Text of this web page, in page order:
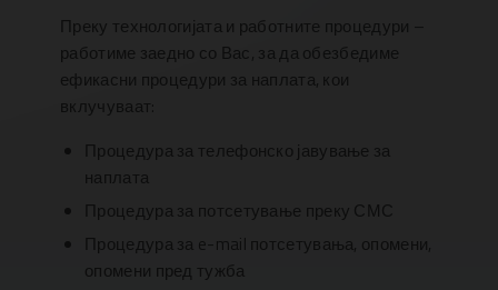
Преку технологијата и работните процедури –
работиме заедно со Вас, за да обезбедиме
ефикасни процедури за наплата, кои
вклучуваат:
Процедура за телефонско јавување за
наплата
Процедура за потсетување преку СМС
Процедура за e-mail потсетувања, опомени,
опомени пред тужба